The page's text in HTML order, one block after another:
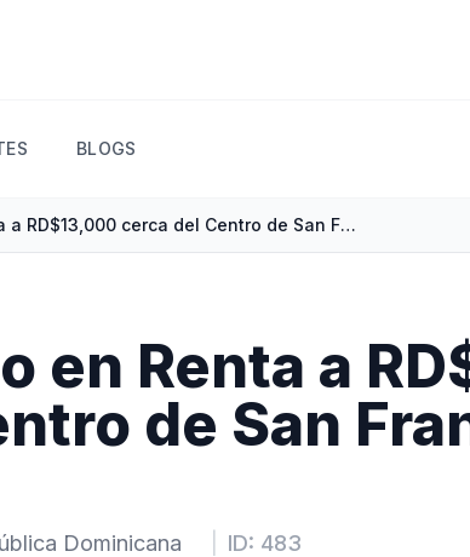
BLOGS
Apartamento en Renta a RD$13,000 cerca del Centro de San Francisco de Macorís
en Renta a
de San
Dominicana ID: 483